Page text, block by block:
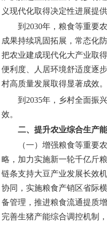
义现代化取得决定性进展提
到2030年，粮食等重要
成果持续巩固拓展，常态化
把农业建成现代化大产业取
便利度、人居环境舒适度逐
村高质量发展取得显著成效。
到2035年，乡村全面振
效。
二、提升农业综合生产
（一）增强粮食等重要
略，加力实施新一轮千亿斤
链条支持大豆产业发展长效
协同，实施粮食产销区省际
备管理，推进粮食流通提质
完善生猪产能综合调控机制